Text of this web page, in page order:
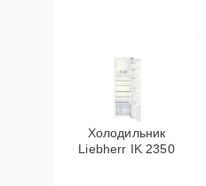
Холодильник
Liebherr IK 2350